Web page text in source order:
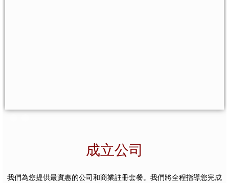
成立公司
我們為您提供最實惠的公司和商業註冊套餐。我們將全程指導您完成